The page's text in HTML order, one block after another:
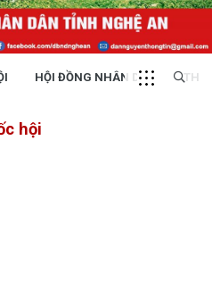
HỘI ĐỒNG NHÂN DÂN
hội